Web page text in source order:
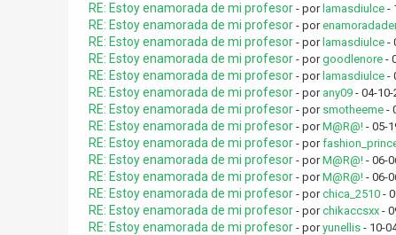
RE: Estoy enamorada de mi profesor - por lamasdiulce-
RE: Estoy enamorada de mi profesor - por
RE: Estoy enamorada de mi profesor - por lamasdiulce-
RE: Estoy enamorada de mi profesor - porgoodlenore-
RE: Estoy enamorada de mi profesor - por lamasdiulce-
RE: Estoy enamorada de mi profesor - por any09- 04-10-
RE: Estoy enamorada de mi profesor - por smotheeme-
RE: Estoy enamorada de mi profesor - porM@R@!- 05-
RE: Estoy enamorada de mi profesor - por
RE: Estoy enamorada de mi profesor - porM@R@!- 06-
RE: Estoy enamorada de mi profesor - porM@R@!- 06-
RE: Estoy enamorada de mi profesor - porchica_2510-
RE: Estoy enamorada de mi profesor - porchikaccsxx-
RE: Estoy enamorada de mi profesor - poryunellis- 10-